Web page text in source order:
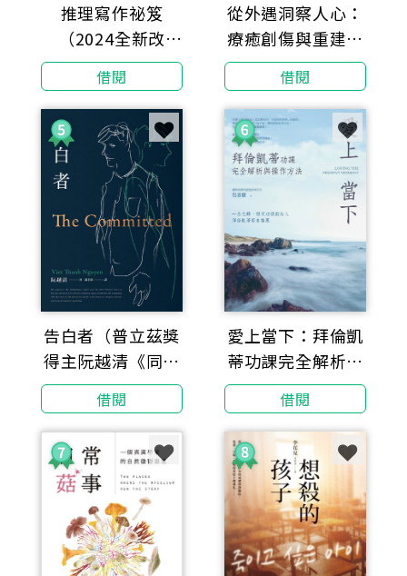
推理寫作祕笈
（2024全新改
版）：暢銷作家傾
囊相授的終極書寫
心法
借閱
從外遇洞察人心：
療癒創傷與重建信
任
借閱
告白者（普立茲獎
得主阮越清《同情
者》全新續作）
借閱
愛上當下：拜倫凱
蒂功課完全解析與
操作方法
借閱